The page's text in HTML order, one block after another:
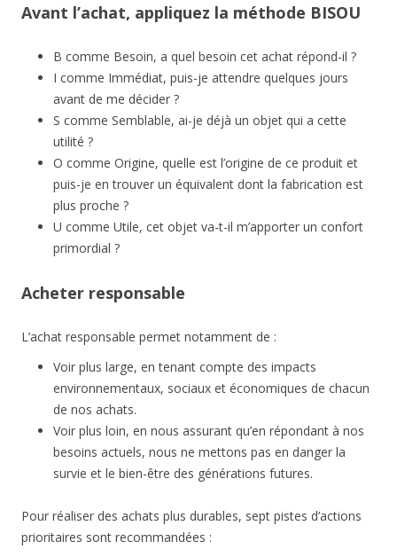
Avant l’achat, appliquez la méthode BISOU
B comme Besoin, a quel besoin cet achat répond-il ?
I comme Immédiat, puis-je attendre quelques jours
avant de me décider ?
S comme Semblable, ai-je déjà un objet qui a cette
utilité ?
O comme Origine, quelle est l’origine de ce produit et
puis-je en trouver un équivalent dont la fabrication est
plus proche ?
U comme Utile, cet objet va-t-il m’apporter un confort
primordial ?
Acheter responsable
L’achat responsable permet notamment de :
Voir plus large, en tenant compte des impacts
environnementaux, sociaux et économiques de chacun
de nos achats.
Voir plus loin, en nous assurant qu’en répondant à nos
besoins actuels, nous ne mettons pas en danger la
survie et le bien-être des générations futures.
Pour réaliser des achats plus durables, sept pistes d’actions
prioritaires sont recommandées :